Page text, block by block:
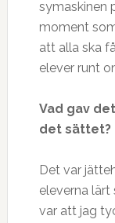
symaskinen
moment
att alla ska
elever runt
Vad gav
det sättet?
Det var
eleverna lärt
var att jag